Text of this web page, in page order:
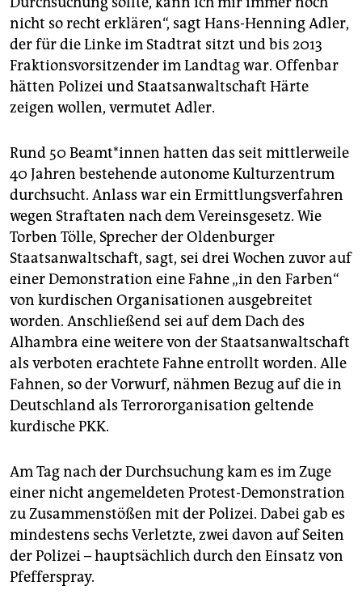
nicht so recht erklären“, sagt Hans-Henning Adler,
der für die Linke im Stadtrat sitzt und bis 2013
Fraktionsvorsitzender im Landtag war. Offenbar
hätten Polizei und Staatsanwaltschaft Härte
zeigen wollen, vermutet Adler.
Rund 50 Beamt*innen hatten das seit mittlerweile
40 Jahren bestehende autonome Kulturzentrum
durchsucht. Anlass war ein Ermittlungsverfahren
wegen Straftaten nach dem Vereinsgesetz. Wie
Torben Tölle, Sprecher der Oldenburger
Staatsanwaltschaft, sagt, sei drei Wochen zuvor auf
einer Demonstration eine Fahne „in den Farben“
von kurdischen Organisationen ausgebreitet
worden. Anschließend sei auf dem Dach des
Alhambra eine weitere von der Staatsanwaltschaft
als verboten erachtete Fahne entrollt worden. Alle
Fahnen, so der Vorwurf, nähmen Bezug auf die in
Deutschland als Terrororganisation geltende
kurdische PKK.
Am Tag nach der Durchsuchung kam es im Zuge
einer nicht angemeldeten Protest-Demonstration
zu Zusammenstößen mit der Polizei. Dabei gab es
mindestens sechs Verletzte, zwei davon auf Seiten
der Polizei – hauptsächlich durch den Einsatz von
Pfefferspray.